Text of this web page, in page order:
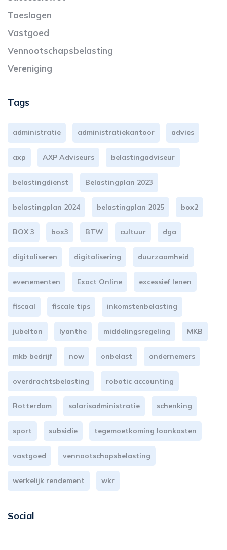
Toeslagen
Vastgoed
Vennootschapsbelasting
Vereniging
Tags
administratie administratiekantoor advies
axp AXP Adviseurs belastingadviseur
belastingdienst Belastingplan 2023
belastingplan 2024 belastingplan 2025 box2
BOX 3 box3 BTW cultuur dga
digitaliseren digitalisering duurzaamheid
evenementen Exact Online excessief lenen
fiscaal fiscale tips inkomstenbelasting
jubelton lyanthe middelingsregeling MKB
mkb bedrijf now onbelast ondernemers
overdrachtsbelasting robotic accounting
Rotterdam salarisadministratie schenking
sport subsidie tegemoetkoming loonkosten
vastgoed vennootschapsbelasting
werkelijk rendement wkr
Social